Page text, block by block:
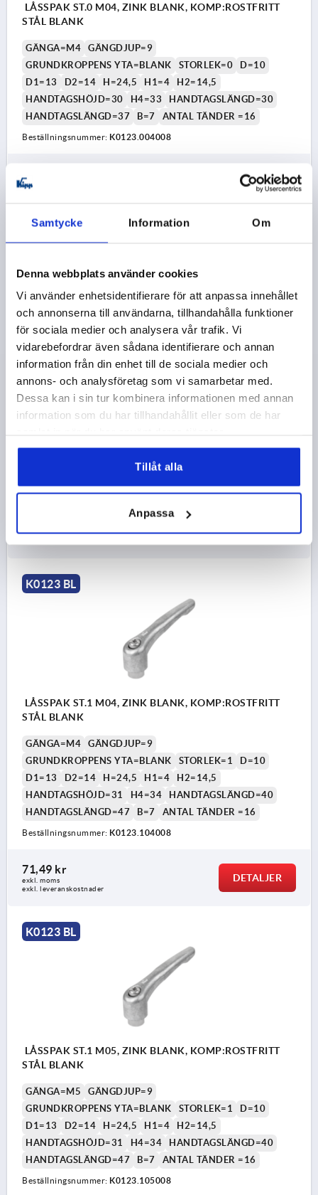
Samtycke Information Om
Denna webbplats använder cookies
Vi använder enhetsidentifierare för att anpassa innehållet
och annonserna till användarna, tillhandahålla funktioner
för sociala medier och analysera vår trafik. Vi
vidarebefordrar även sådana identifierare och annan
information från din enhet till de sociala medier och
annons- och analysföretag som vi samarbetar med.
Dessa kan i sin tur kombinera informationen med annan
information som du har tillhandahållit eller som de har
Tillåt alla
Anpassa
LÅSSPAK ST.0 M04, ZINK BLANK, KOMP:ROSTFRITT
STÅL BLANK
GÄNGA=M4
GÄNGDJUP=9
GRUNDKROPPENS YTA=BLANK
STORLEK=0
D=10
D1=13
D2=14 H=24,5 H1=4
H2=14,5
HANDTAGSHÖJD=30
H4=33
HANDTAGSLÄNGD=30
HANDTAGSLÄNGD=37
B=7 ANTAL TÄNDER =16
Beställningsnummer: K0123.004008
exkl. moms
DETALJER
STÅL BLANK
GÄNGA=M5
GÄNGDJUP=9
GRUNDKROPPENS YTA=BLANK
STORLEK=0
D=10
HANDTAGSHÖJD=30
H4=33
HANDTAGSLÄNGD=30
B=7 ANTAL TÄNDER =16
Beställningsnummer:K0123.005008
exkl. moms
DETALJER
K0123 BL
LÅSSPAK ST.1 M04, ZINK BLANK, KOMP:ROSTFRITT
STÅL BLANK
GÄNGA=M4
GÄNGDJUP=9
GRUNDKROPPENS YTA=BLANK
STORLEK=1
D=10
D1=13
D2=14 H=24,5 H1=4
H2=14,5
HANDTAGSHÖJD=31
H4=34
HANDTAGSLÄNGD=40
HANDTAGSLÄNGD=47
B=7 ANTAL TÄNDER =16
Beställningsnummer: K0123.104008
71,49 kr
exkl. moms
exkl. leveranskostnader
DETALJER
K0123 BL
LÅSSPAK ST.1 M05, ZINK BLANK, KOMP:ROSTFRITT
STÅL BLANK
GÄNGA=M5
GÄNGDJUP=9
GRUNDKROPPENS YTA=BLANK
STORLEK=1
D=10
D1=13
D2=14 H=24,5 H1=4
H2=14,5
HANDTAGSHÖJD=31
H4=34
HANDTAGSLÄNGD=40
HANDTAGSLÄNGD=47
B=7 ANTAL TÄNDER =16
Beställningsnummer: K0123.105008